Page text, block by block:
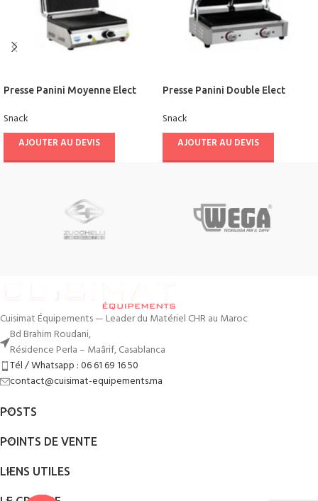
Presse Panini Moyenne Elect
Snack
AJOUTER AU DEVIS
Presse Panini Double Elect
Snack
AJOUTER AU DEVIS
Cuisimat Équipements — Leader du Matériel CHR au Maroc
Bd Brahim Roudani,
Résidence Perla – Maârif, Casablanca
Tél / Whatsapp : 06 61 69 16 50
contact@cuisimat-equipements.ma
POSTS
POINTS DE VENTE
LIENS UTILES